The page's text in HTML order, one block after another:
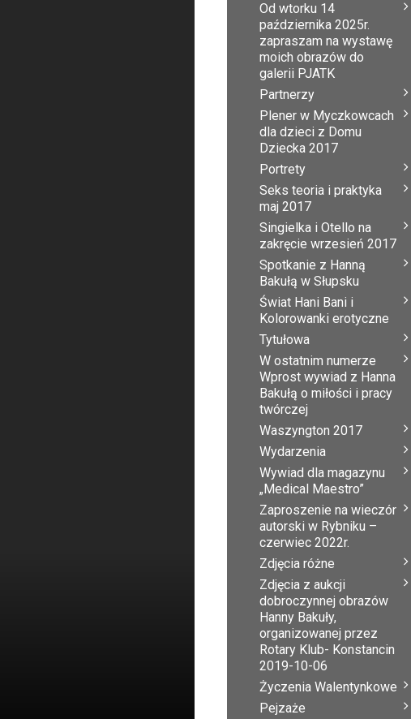
Od wtorku 14
października 2025r.
zapraszam na wystawę
moich obrazów do
galerii PJATK
Partnerzy
Plener w Myczkowcach
dla dzieci z Domu
Dziecka 2017
Portrety
Seks teoria i praktyka
maj 2017
Singielka i Otello na
zakręcie wrzesień 2017
Spotkanie z Hanną
Bakułą w Słupsku
Świat Hani Bani i
Kolorowanki erotyczne
Tytułowa
W ostatnim numerze
Wprost wywiad z Hanna
Bakułą o miłości i pracy
twórczej
Waszyngton 2017
Wydarzenia
Wywiad dla magazynu
„Medical Maestro”
Zaproszenie na wieczór
autorski w Rybniku –
czerwiec 2022r.
Zdjęcia różne
Zdjęcia z aukcji
dobroczynnej obrazów
Hanny Bakuły,
organizowanej przez
Rotary Klub- Konstancin
2019-10-06
Życzenia Walentynkowe
Pejzaże